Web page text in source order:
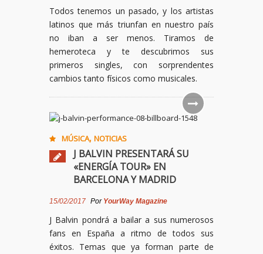
Todos tenemos un pasado, y los artistas
latinos que más triunfan en nuestro país
no iban a ser menos. Tiramos de
hemeroteca y te descubrimos sus
primeros singles, con sorprendentes
cambios tanto físicos como musicales.
MÚSICA, NOTICIAS
J BALVIN PRESENTARÁ SU
«ENERGÍA TOUR» EN
BARCELONA Y MADRID
15/02/2017 Por YourWay Magazine
J Balvin pondrá a bailar a sus numerosos
fans en España a ritmo de todos sus
éxitos. Temas que ya forman parte de